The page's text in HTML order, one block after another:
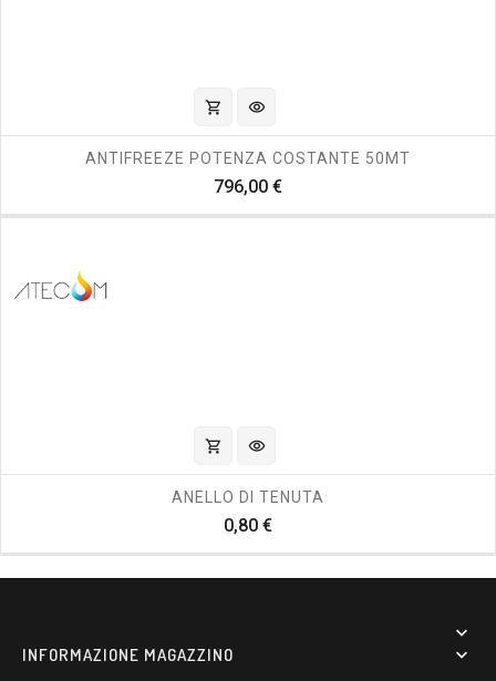
shopping_cart visibility
ANTIFREEZE POTENZA COSTANTE 50MT
796,00 €Prezzo
shopping_cart visibility
ANELLO DI TENUTA
0,80 €Prezzo

INFORMAZIONE MAGAZZINO 